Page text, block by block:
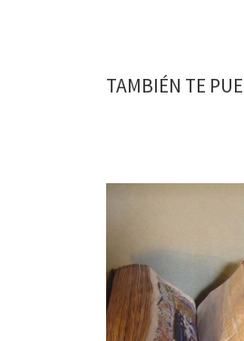
TAMBIÉN TE